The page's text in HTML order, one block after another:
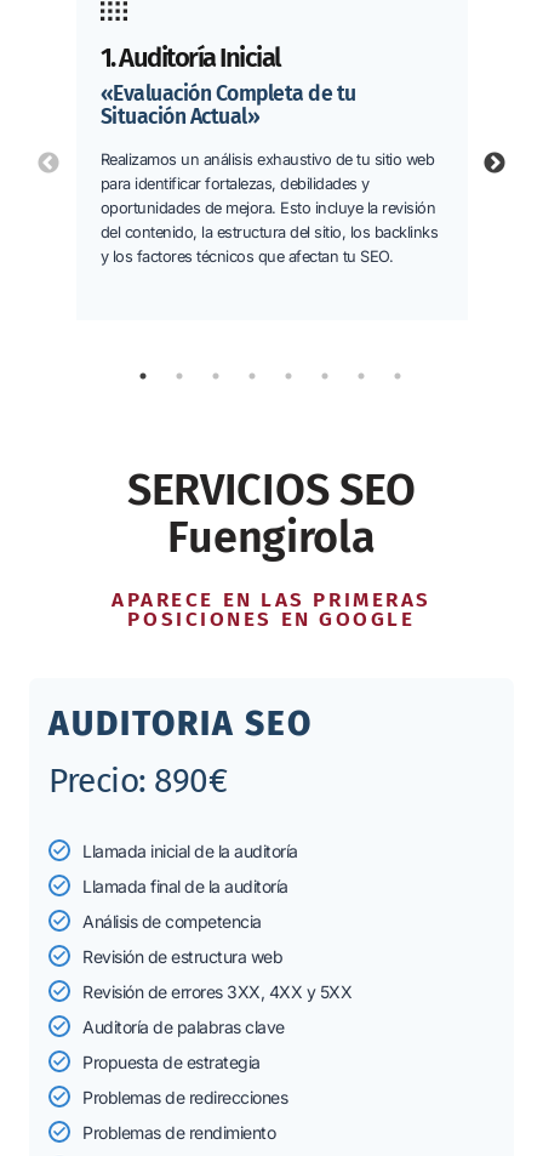
PREVIOUS
1. Auditoría Inicial
«Evaluación Completa de tu
Situación Actual»
Realizamos un análisis exhaustivo de tu sitio web
para identificar fortalezas, debilidades y
oportunidades de mejora. Esto incluye la revisión
del contenido, la estructura del sitio, los backlinks
y los factores técnicos que afectan tu SEO.
NEXT
SERVICIOS SEO
Fuengirola
APARECE EN LAS PRIMERAS
POSICIONES EN GOOGLE
AUDITORIA SEO
Precio: 890€
Llamada inicial de la auditoría
Llamada final de la auditoría
Análisis de competencia
Revisión de estructura web
Revisión de errores 3XX, 4XX y 5XX
Auditoría de palabras clave
Propuesta de estrategia
Problemas de redirecciones
Problemas de rendimiento